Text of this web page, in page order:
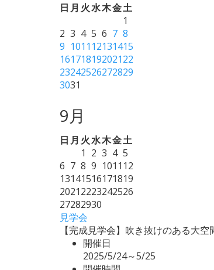
日 月 火水木金土
1
2 3 4 5 6 7 8
9 1011 12131415
16171819202122
23242526272829
3031
9月
日 月 火水木金土
1 2 3 4 5
6 7 8 9 1011 12
13141516171819
20212223242526
27282930
見学会
【完成見学会】吹き抜けのある大
開催日
2025/5/24～5/25